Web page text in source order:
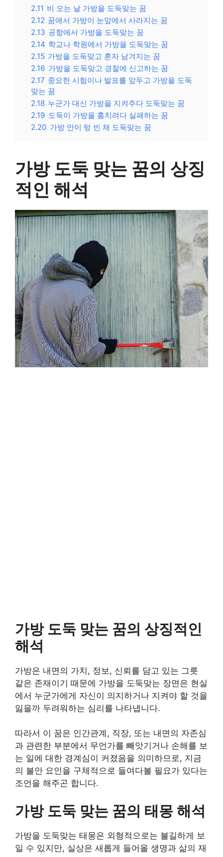
2.11 비 오는 날 가방을 도둑맞는 꿈
2.12 꿈에서 가방이 눈앞에서 사라지는 꿈
2.13 공항에서 가방을 도둑맞는 꿈
2.14 학교나 학원에서 가방을 도둑맞는 꿈
2.15 가방을 도둑맞고 혼자 남겨지는 꿈
2.16 가방을 도둑맞고 경찰에 신고하는 꿈
2.17 중요한 시험이나 발표를 앞두고 가방을 도둑
맞는 꿈
2.18 누군가 대신 가방을 지켜주다 도둑맞는 꿈
2.19 도둑이 가방을 훔치려다 실패하는 꿈
2.20 가방 안이 텅 빈 채 도둑맞는 꿈
가방 도둑 맞는 꿈의 상징
적인 해석
가방 도둑 맞는 꿈의 상징적인
해석
가방은 내면의 가치, 정보, 신뢰를 담고 있는 그릇
같은 존재이기 때문에 가방을 도둑맞는 장면은 현실
에서 누군가에게 자신이 의지하거나 지켜야 할 것을
잃을까 두려워하는 심리를 나타냅니다.
따라서 이 꿈은 인간관계, 직장, 또는 내면의 자존심
과 관련한 부분에서 무언가를 빼앗기거나 손해를 보
는 일에 대한 경계심이 커졌음을 의미하므로, 지금
의 불안 요인을 구체적으로 들여다볼 필요가 있다는
조언을 해주곤 합니다.
가방 도둑 맞는 꿈의 태몽 해석
가방을 도둑맞는 태몽은 외형적으로는 불길하게 보
일 수 있지만, 실상은 새롭게 들어올 생명과 삶의 재